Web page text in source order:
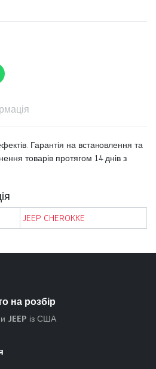
Гарантія на встановлення та
товарів протягом 14 днів з
JEEP CHEROKKE
на розбір
JEEP із США